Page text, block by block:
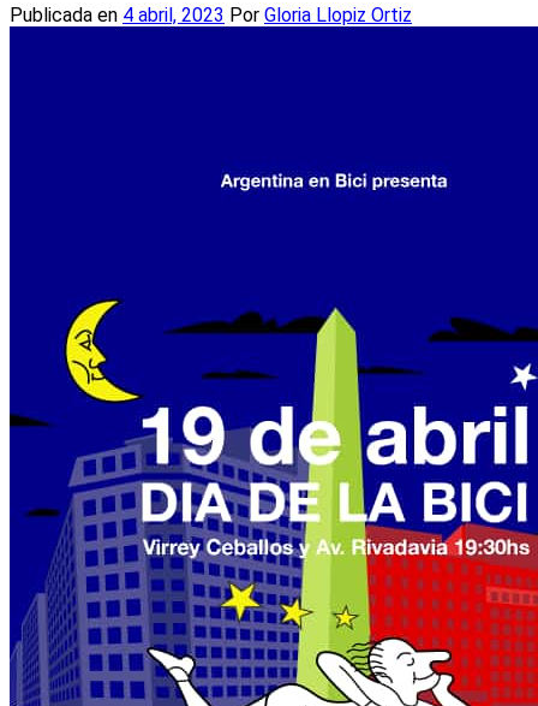
Publicada en 4 abril, 2023 Por Gloria Llopiz Ortiz